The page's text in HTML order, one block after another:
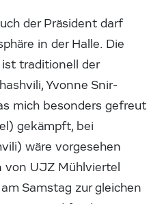
der Präsident darf
in der Halle. Die
traditionell der
Yvonne Snir-
mich besonders gefreut
gekämpft, bei
wäre vorgesehen
von UJZ Mühlviertel
Samstag zur gleichen